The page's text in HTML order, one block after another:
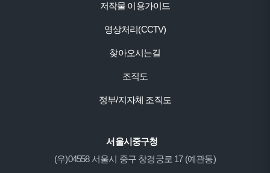
저작물 이용가이드
영상처리(CCTV)
찾아오시는길
조직도
정부/지자체 조직도
서울시중구청
(우)04558 서울시 중구 창경궁로 17 (예관동)